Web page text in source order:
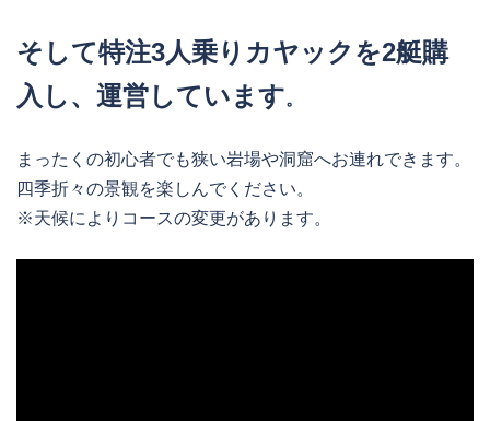
そして特注3人乗りカヤックを2艇購
入し、運営しています。
まったくの初心者でも狭い岩場や洞窟へお連れできます。
四季折々の景観を楽しんでください。
※天候によりコースの変更があります。